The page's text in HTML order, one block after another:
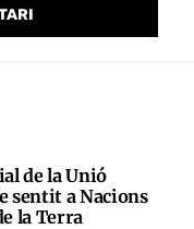
de la Unió
sentit a Nacions
la Terra